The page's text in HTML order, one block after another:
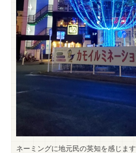
ネーミングに地元民の英知を感じます